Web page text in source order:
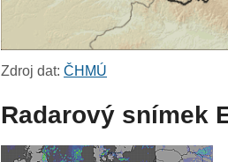
Zdroj dat:ČHMÚ
Radarový snímek